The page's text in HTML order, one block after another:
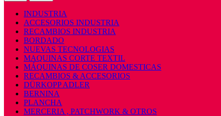
INDUSTRIA
ACCESORIOS INDUSTRIA
RECAMBIOS INDUSTRIA
BORDADO
NUEVAS TECNOLOGIAS
MAQUINAS CORTE TEXTIL
MÁQUINAS DE COSER DOMESTICAS
RECAMBIOS & ACCESORIOS
DÜRKOPP ADLER
BERNINA
PLANCHA
MERCERIA , PATCHWORK & OTROS